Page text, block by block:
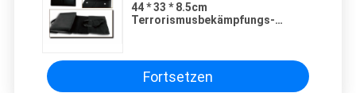
44 * 33 * 8.5cm
Terrorismusbekämpfungs-
Fortsetzen